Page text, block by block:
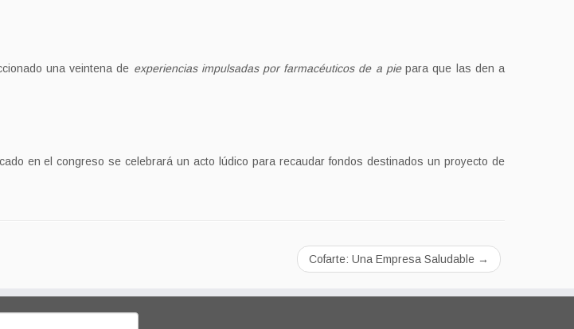
una veintena de experiencias impulsadas por farmacéuticos de a piepara que las den a
en el congreso se celebrará un acto lúdico para recaudar fondos destinados un proyecto de
Cofarte: Una Empresa Saludable →